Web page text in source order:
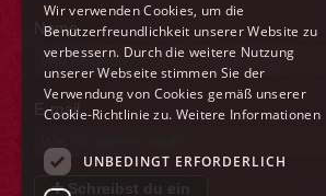
Name
E-mail
Schreibst du ein
FRENCH
SPANISH
Wir verwenden Cookies, um die
Benutzerfreundlichkeit unserer Website zu
verbessern. Durch die weitere Nutzung
unserer Webseite stimmen Sie der
Verwendung von Cookies gemäß unserer
Cookie-Richtlinie zu. Weitere Informationen
UNBEDINGT ERFORDERLICH